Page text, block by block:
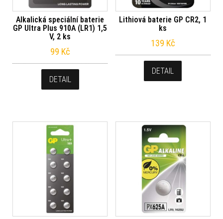
Alkalická speciální baterie
GP Ultra Plus 910A (LR1) 1,5
V, 2 ks
99 Kč
DETAIL
Lithiová baterie GP CR2, 1
ks
139 Kč
DETAIL